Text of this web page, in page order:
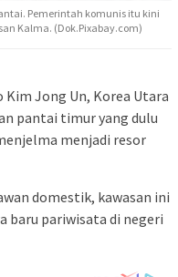
Pemerintah komunis itu kini
Kalma. (Dok.Pixabay.com)
Kim Jong Un, Korea Utara
pantai timur yang dulu
menjadi resor
domestik, kawasan ini
baru pariwisata di negeri